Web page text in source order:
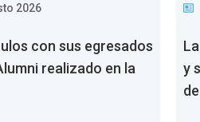
2026
con sus egresados
realizado en la
y